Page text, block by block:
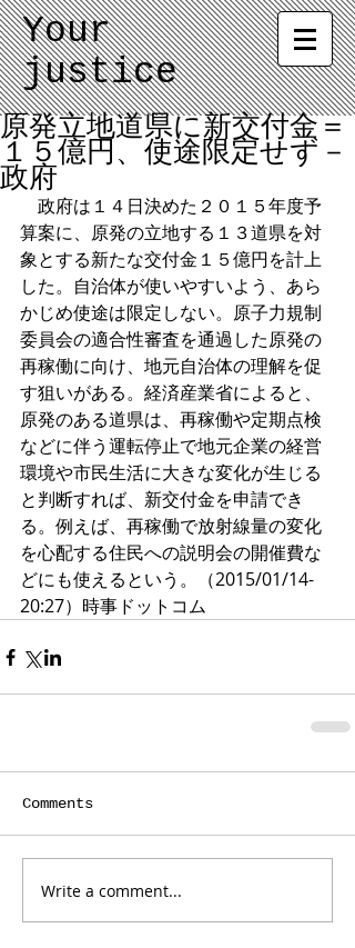
Your
justice
原発立地道県に新交付金＝
１５億円、使途限定せず－
政府
政府は１４日決めた２０１５年度予
算案に、原発の立地する１３道県を対
象とする新たな交付金１５億円を計上
した。自治体が使いやすいよう、あら
かじめ使途は限定しない。原子力規制
委員会の適合性審査を通過した原発の
再稼働に向け、地元自治体の理解を促
す狙いがある。経済産業省によると、
原発のある道県は、再稼働や定期点検
などに伴う運転停止で地元企業の経営
環境や市民生活に大きな変化が生じる
と判断すれば、新交付金を申請でき
る。例えば、再稼働で放射線量の変化
を心配する住民への説明会の開催費な
どにも使えるという。（2015/01/14-
20:27）時事ドットコム
Comments
Write a comment...